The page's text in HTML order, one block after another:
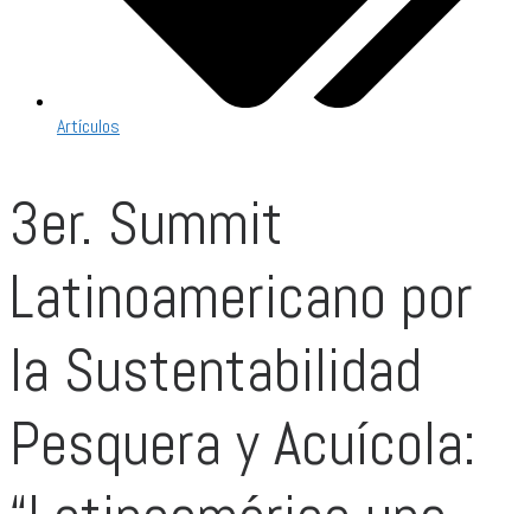
Artículos
3er. Summit
Latinoamericano por
la Sustentabilidad
Pesquera y Acuícola: